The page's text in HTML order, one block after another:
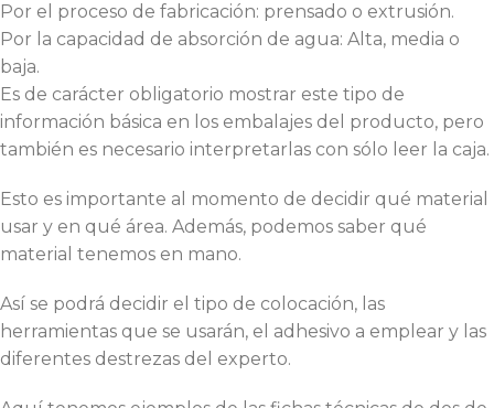
Por el proceso de fabricación: prensado o extrusión.
Por la capacidad de absorción de agua: Alta, media o
baja.
Es de carácter obligatorio mostrar este tipo de
información básica en los embalajes del producto, pero
también es necesario interpretarlas con sólo leer la caja.
Esto es importante al momento de decidir qué material
usar y en qué área. Además, podemos saber qué
material tenemos en mano.
Así se podrá decidir el tipo de colocación, las
herramientas que se usarán, el adhesivo a emplear y las
diferentes destrezas del experto.